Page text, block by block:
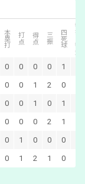
本塁打 打点 得点 三振 四死球 犠打・犠飛
0 0 0 0 1
0 0 1 2 0
0 0 1 0 1
0 0 0 2 1
0 1 0 0 0
0 1 2 1 0